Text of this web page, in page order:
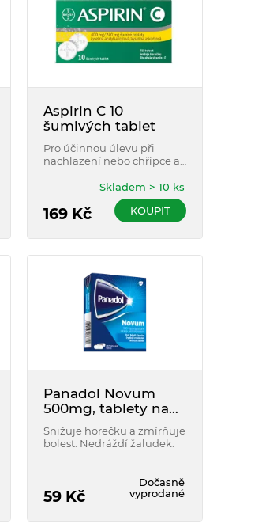
Aspirin C 10
šumivých tablet
Pro účinnou úlevu při
nachlazení nebo chřipce a
tu Aspirin C. Podporuje
také obranyschopnost
organismu díky obsahu
169Kč
Skladem > 10 ks
KOUPIT
Panadol Novum
500mg, tablety na
bolest a snížení
horečky 24 tablet
Snižuje horečku a zmírňuje
bolest. Nedráždí žaludek.
59Kč
Dočasně
vyprodané